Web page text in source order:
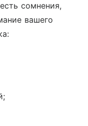
сомнения,
вашего